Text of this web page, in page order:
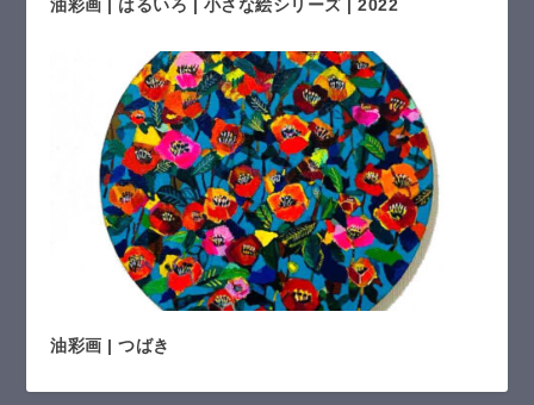
油彩画 | はるいろ | 小さな絵シリーズ | 2022
油彩画 | つばき